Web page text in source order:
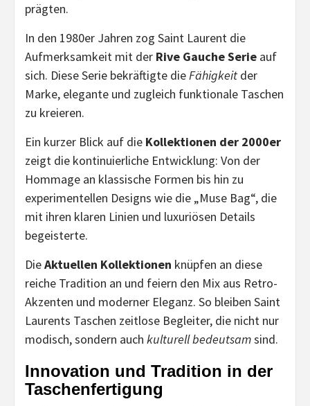
prägten.
In den 1980er Jahren zog Saint Laurent die
Aufmerksamkeit mit der Rive Gauche Serie auf
sich. Diese Serie bekräftigte dieFähigkeit der
Marke, elegante und zugleich funktionale Taschen
zu kreieren.
Ein kurzer Blick auf die Kollektionen der 2000er
zeigt die kontinuierliche Entwicklung: Von der
Hommage an klassische Formen bis hin zu
experimentellen Designs wie die „Muse Bag“, die
mit ihren klaren Linien und luxuriösen Details
begeisterte.
DieAktuellen Kollektionen knüpfen an diese
reiche Tradition an und feiern den Mix aus Retro-
Akzenten und moderner Eleganz. So bleiben Saint
Laurents Taschen zeitlose Begleiter, die nicht nur
modisch, sondern auch kulturell bedeutsamsind.
Innovation und Tradition in der
Taschenfertigung